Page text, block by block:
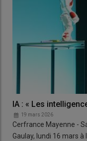
IA : « Les
19 mars 2026
Cerfrance Mayenne -
Gaulay, lundi 16 mars à